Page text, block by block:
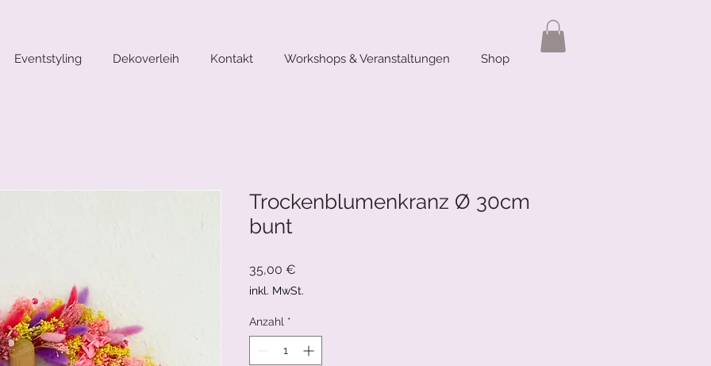
Eventstyling Dekoverleih Kontakt Workshops & Veranstaltungen Shop
Trockenblumenkranz Ø 30cm
bunt
35,00 €
inkl. MwSt.
Anzahl *